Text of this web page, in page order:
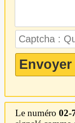
Le numéro 02-